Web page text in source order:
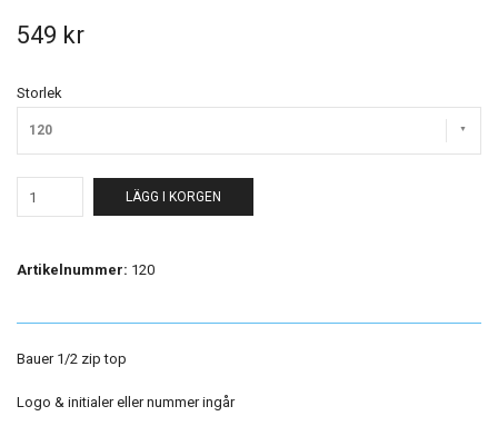
549 kr
Storlek
120
LÄGG I KORGEN
Artikelnummer: 120
Bauer 1/2 zip top
Logo & initialer eller nummer ingår